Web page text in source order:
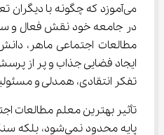
می‌آموزد که چگونه با
تفکر انتقادی، همدلی و مسئولیت‌پذیری ترغیب